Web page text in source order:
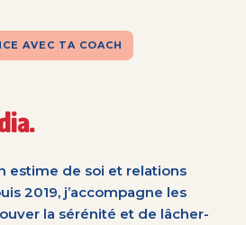
AVEC TA COACH
estime de soi et relations
2019, j’accompagne les
la sérénité et de lâcher-